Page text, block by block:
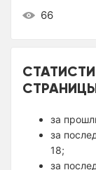
66
за
за
18;
за